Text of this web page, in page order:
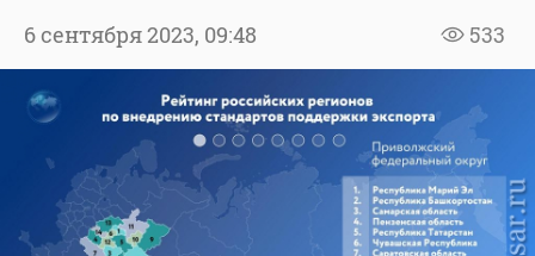
533
6 сентября 2023, 09:48